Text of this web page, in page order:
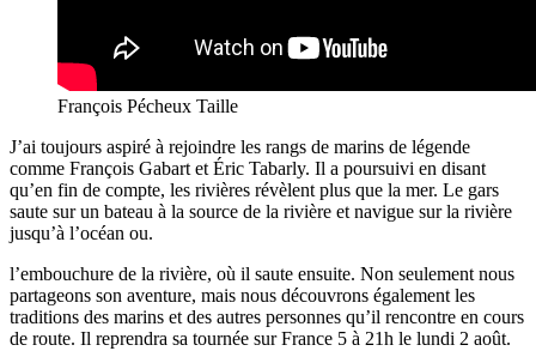
François Pécheux Taille
J’ai toujours aspiré à rejoindre les rangs de marins de légende
comme François Gabart et Éric Tabarly. Il a poursuivi en disant
qu’en fin de compte, les rivières révèlent plus que la mer. Le gars
saute sur un bateau à la source de la rivière et navigue sur la rivière
jusqu’à l’océan ou.
l’embouchure de la rivière, où il saute ensuite. Non seulement nous
partageons son aventure, mais nous découvrons également les
traditions des marins et des autres personnes qu’il rencontre en cours
de route. Il reprendra sa tournée sur France 5 à 21h le lundi 2 août.